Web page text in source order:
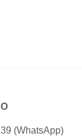
(WhatsApp)